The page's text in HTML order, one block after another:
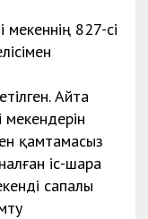
827-сі
Айта
мекендерін
қамтамасыз
іс-шара
сапалы